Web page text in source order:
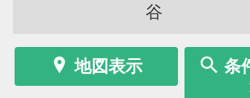
谷
地図表示
条